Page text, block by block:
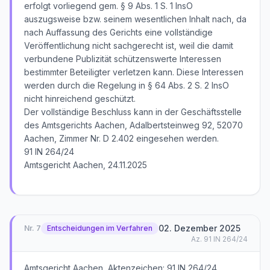
erfolgt vorliegend gem. § 9 Abs. 1 S. 1 InsO
auszugsweise bzw. seinem wesentlichen Inhalt nach, da
nach Auffassung des Gerichts eine vollständige
Veröffentlichung nicht sachgerecht ist, weil die damit
verbundene Publizität schützenswerte Interessen
bestimmter Beteiligter verletzen kann. Diese Interessen
werden durch die Regelung in § 64 Abs. 2 S. 2 InsO
nicht hinreichend geschützt.
Der vollständige Beschluss kann in der Geschäftsstelle
des Amtsgerichts Aachen, Adalbertsteinweg 92, 52070
Aachen, Zimmer Nr. D 2.402 eingesehen werden.
91 IN 264/24
Amtsgericht Aachen, 24.11.2025
Nr. 7 Entscheidungen im Verfahren 02. Dezember 2025
Az. 91 IN 264/24
Amtsgericht Aachen, Aktenzeichen: 91 IN 264/24